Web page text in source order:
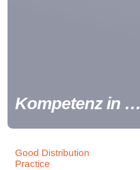
Kompetenz in …
Good Distribution
Practice